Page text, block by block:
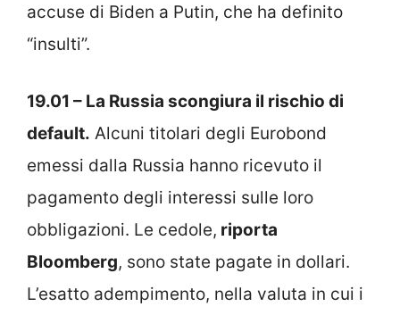
accuse di Biden a Putin, che ha definito
“insulti”.
19.01 – La Russia scongiura il rischio di
default. Alcuni titolari degli Eurobond
emessi dalla Russia hanno ricevuto il
pagamento degli interessi sulle loro
obbligazioni. Le cedole, riporta
Bloomberg, sono state pagate in dollari.
L’esatto adempimento, nella valuta in cui i